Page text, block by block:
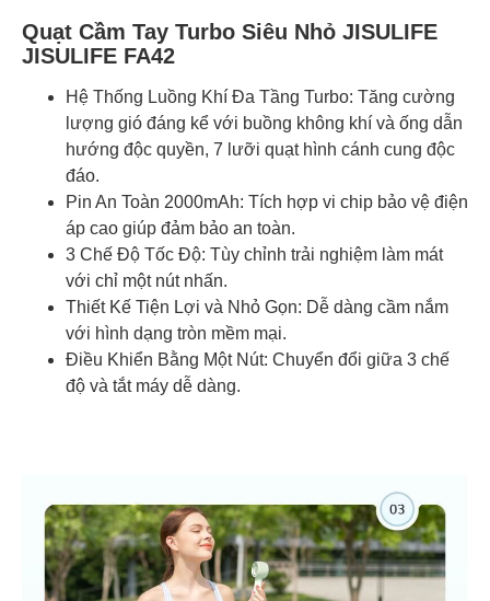
Quạt Cầm Tay Turbo Siêu Nhỏ JISULIFE
JISULIFE FA42
Hệ Thống Luồng Khí Đa Tầng Turbo: Tăng cường
lượng gió đáng kể với buồng không khí và ống dẫn
hướng độc quyền, 7 lưỡi quạt hình cánh cung độc
đáo.
Pin An Toàn 2000mAh: Tích hợp vi chip bảo vệ điện
áp cao giúp đảm bảo an toàn.
3 Chế Độ Tốc Độ: Tùy chỉnh trải nghiệm làm mát
với chỉ một nút nhấn.
Thiết Kế Tiện Lợi và Nhỏ Gọn: Dễ dàng cầm nắm
với hình dạng tròn mềm mại.
Điều Khiển Bằng Một Nút: Chuyển đổi giữa 3 chế
độ và tắt máy dễ dàng.